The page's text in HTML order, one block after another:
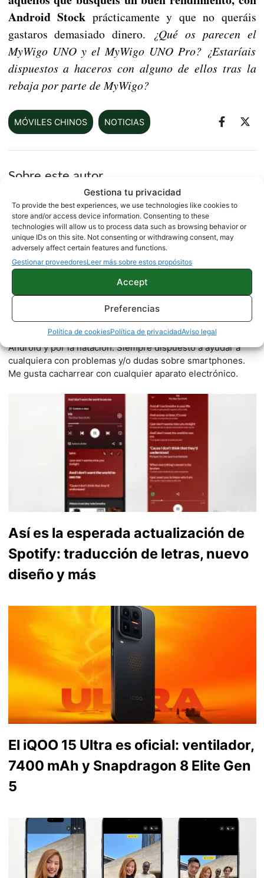
Gestiona tu privacidad
To provide the best experiences, we use technologies like cookies to
store and/or access device information. Consenting to these
technologies will allow us to process data such as browsing behavior or
unique IDs on this site. Not consenting or withdrawing consent, may
adversely affect certain features and functions.
Gestionar proveedoresLeer más sobre estos propósitos
Accept
Preferencias
Política de cookiesPolítica de privacidadAviso legal
Android Stock prácticamente y que no queráis
gastaros demasiado dinero. ¿Qué os parecen el
MyWigo UNO y el MyWigo UNO Pro? ¿Estaríais
dispuestos a haceros con alguno de ellos tras la
rebaja por parte de MyWigo?
MÓVILES CHINOS NOTICIAS
Sobre este autor
Juanjo Segura
2542 artículos publicados en ProAndroid desde 2020.
Redactor en Pro Android | Apasionado por el mundo
Android y por la natación. Siempre dispuesto a ayudar a
cualquiera con problemas y/o dudas sobre smartphones.
Me gusta cacharrear con cualquier aparato electrónico.
Así es la esperada actualización de
Spotify: traducción de letras, nuevo
diseño y más
El iQOO 15 Ultra es oficial: ventilador,
7400 mAh y Snapdragon 8 Elite Gen
5